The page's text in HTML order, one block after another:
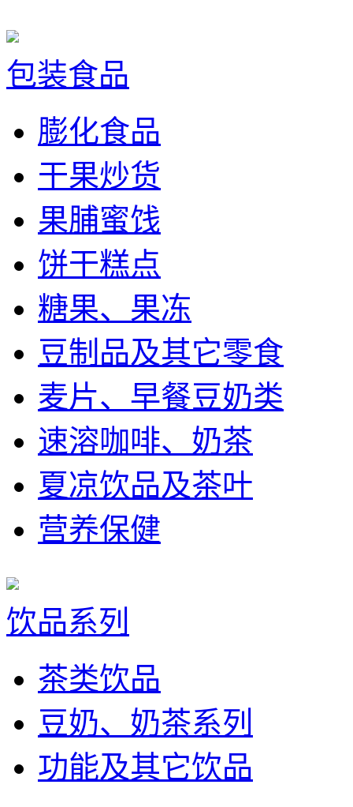
包装食品
膨化食品
干果炒货
果脯蜜饯
饼干糕点
糖果、果冻
豆制品及其它零食
麦片、早餐豆奶类
速溶咖啡、奶茶
夏凉饮品及茶叶
营养保健
饮品系列
茶类饮品
豆奶、奶茶系列
功能及其它饮品